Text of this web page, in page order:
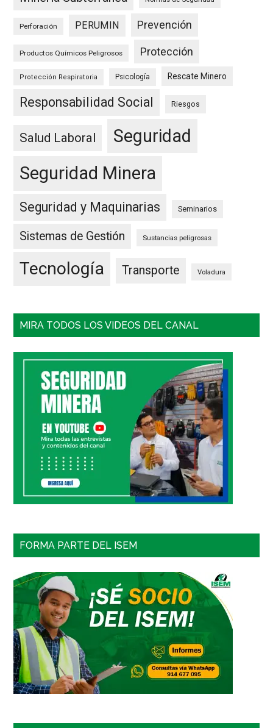
Perforación PERUMIN Prevención
Productos Químicos Peligrosos Protección
Protección Respiratoria Psicología Rescate Minero
Responsabilidad Social Riesgos
Salud Laboral
Seguridad
Seguridad Minera
Seguridad y Maquinarias Seminarios
Sistemas de Gestión Sustancias peligrosas
Tecnología Transporte Voladura
MIRA TODOS LOS VIDEOS DEL CANAL
FORMA PARTE DEL ISEM